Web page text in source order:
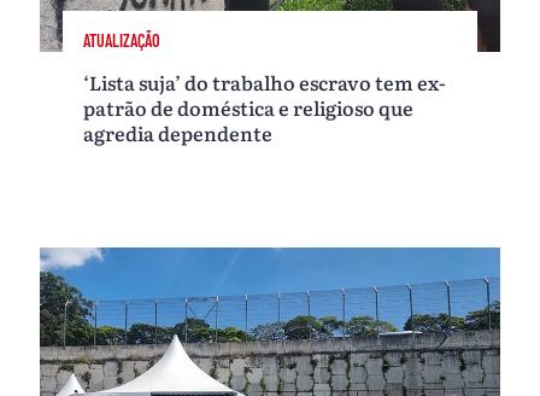
ATUALIZAÇÃO
‘Lista suja’ do trabalho escravo tem ex-
patrão de doméstica e religioso que
agredia dependente